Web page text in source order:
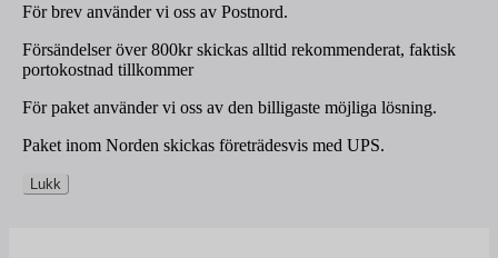
För brev använder vi oss av Postnord.
Försändelser över 800kr skickas alltid rekommenderat, faktisk
portokostnad tillkommer
För paket använder vi oss av den billigaste möjliga lösning.
Paket inom Norden skickas företrädesvis med UPS.
Lukk